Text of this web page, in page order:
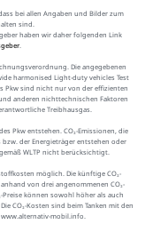
bei allen Angaben und Bilder zum
sind.
haben wir daher folgenden Link
.
Die angegebenen
harmonised Light-duty vehicles Test
Pkw sind nicht nur von der effizienten
anderen nichttechnischen Faktoren
Treibhausgas.
Pkw entstehen. CO₂-Emissionen, die
der Energieträger entstehen oder
WLTP nicht berücksichtigt.
möglich. Die künftige CO₂-
von drei angenommenen CO₂-
Preise können sowohl höher als auch
CO₂-Kosten sind beim Tanken mit den
mobil.info.